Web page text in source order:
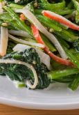
料理酒
ルサイト
ャルサイト トップ
）